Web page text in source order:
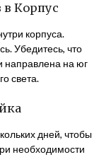
в Корпус
корпуса.
Убедитесь, что
направлена на юг
света.
дней, чтобы
необходимости